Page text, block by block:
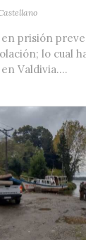
prisión
lo cual
Valdivia....